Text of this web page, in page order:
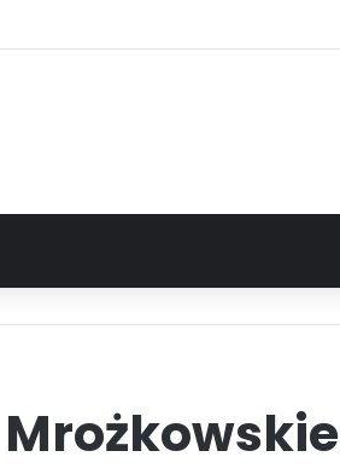
Mrożkowskie